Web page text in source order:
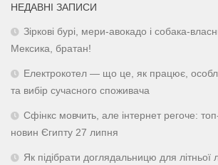
НЕДАВНІ ЗАПИСИ
Зіркові бурі, мери-авокадо і собака-
Мексика, братан!
Електрокотел — що це, як працює,
та вибір сучасного споживача
Сфінкс мовчить, але інтернет регоче:
новин Єгипту 27 липня
Як підібрати доглядальницю для